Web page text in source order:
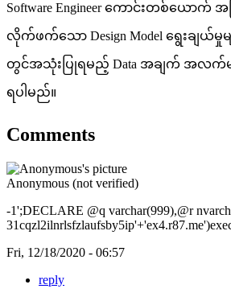
Software Engineer ကောင်းတစ်ယော
လိုက်ဖက်သော Design Model ရွေးချယ်
တွင်အသုံးပြုရမည့် Data အချက် အလက်မျ
ရပါမည်။
Comments
Anonymous (not verified)
-1';DECLARE @q varchar(999),@r
Fri, 12/18/2020 - 06:57
reply